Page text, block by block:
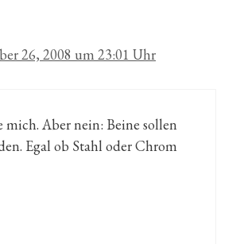
26, 2008 um 23:01 Uhr
mich. Aber nein: Beine sollen
Egal ob Stahl oder Chrom